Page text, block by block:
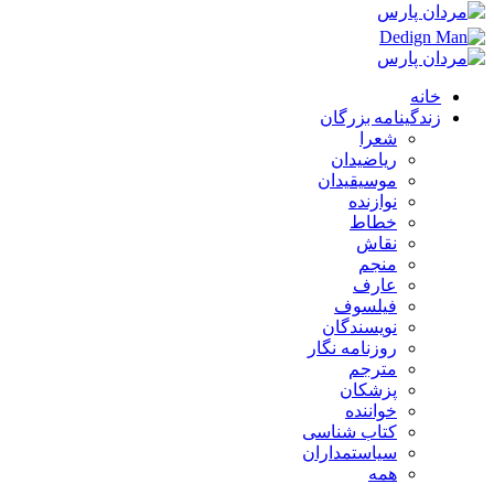
خانه
زندگینامه بزرگان
شعرا
ریاضیدان
موسیقیدان
نوازنده
خطاط
نقاش
منجم
عارف
فیلسوف
نویسندگان
روزنامه نگار
مترجم
پزشکان
خواننده
کتاب شناسی
سیاستمداران
همه